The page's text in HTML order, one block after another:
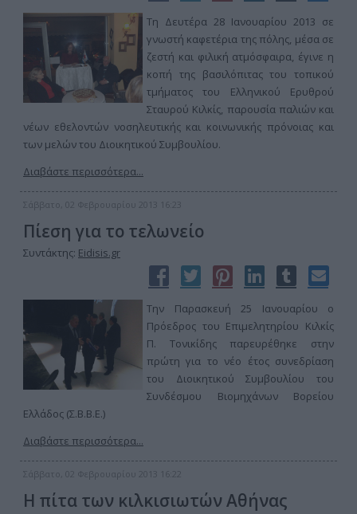
Τη Δευτέρα 28 Ιανουαρίου 2013 σε
γνωστή καφετέρια της πόλης, μέσα σε
ζεστή και φιλική ατμόσφαιρα, έγινε η
κοπή της βασιλόπιτας του τοπικού
τμήματος του Ελληνικού Ερυθρού
Σταυρού Κιλκίς, παρουσία παλιών και
νέων εθελοντών νοσηλευτικής και κοινωνικής πρόνοιας και
των μελών του Διοικητικού Συμβουλίου.
Διαβάστε περισσότερα...
Σάββατο, 02 Φεβρουαρίου 2013 16:23
Πίεση για το τελωνείο
Συντάκτης: Eidisis.gr
Την Παρασκευή 25 Ιανουαρίου ο
Πρόεδρος του Επιμελητηρίου Κιλκίς
Π. Τονικίδης παρευρέθηκε στην
πρώτη για το νέο έτος συνεδρίαση
του Διοικητικού Συμβουλίου του
Συνδέσμου Βιομηχάνων Βορείου
Ελλάδος (Σ.Β.Β.Ε.)
Διαβάστε περισσότερα...
Σάββατο, 02 Φεβρουαρίου 2013 16:22
Η πίτα των κιλκισιωτών Αθήνας